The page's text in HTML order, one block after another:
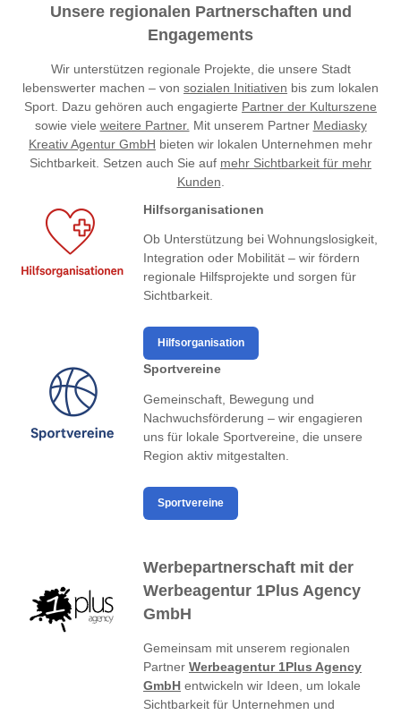
Unsere regionalen Partnerschaften und
Engagements
Wir unterstützen regionale Projekte, die unsere Stadt
lebenswerter machen – von sozialen Initiativen bis zum lokalen
Sport. Dazu gehören auch engagierte Partner der Kulturszene
sowie viele weitere Partner. Mit unserem Partner Mediasky
Kreativ Agentur GmbH bieten wir lokalen Unternehmen mehr
Sichtbarkeit. Setzen auch Sie auf mehr Sichtbarkeit für mehr
Kunden
Hilfsorganisationen
Ob Unterstützung bei Wohnungslosigkeit,
Integration oder Mobilität – wir fördern
regionale Hilfsprojekte und sorgen für
Sichtbarkeit.
Hilfsorganisation
Sportvereine
Gemeinschaft, Bewegung und
Nachwuchsförderung – wir engagieren
uns für lokale Sportvereine, die unsere
Region aktiv mitgestalten.
Sportvereine
Werbepartnerschaft mit der
Werbeagentur 1Plus Agency
GmbH
Gemeinsam mit unserem regionalen
Partner Werbeagentur 1Plus Agency
GmbH entwickeln wir Ideen, um lokale
Sichtbarkeit für Unternehmen und